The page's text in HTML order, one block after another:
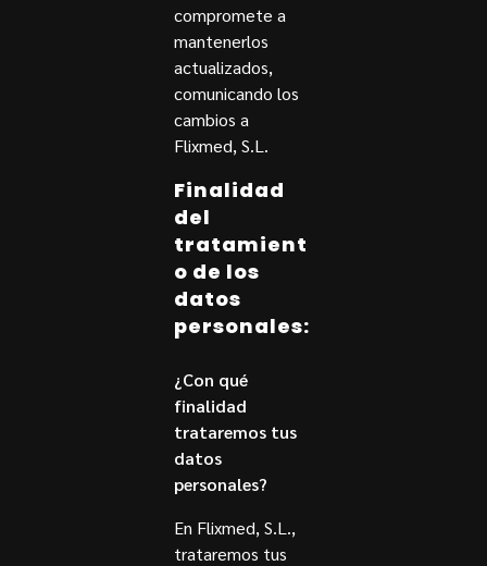
compromete a
mantenerlos
actualizados,
comunicando los
cambios a
Flixmed, S.L.
Finalidad
del
tratamient
o de los
datos
personales:
¿Con qué
finalidad
trataremos tus
datos
personales?
En Flixmed, S.L.,
trataremos tus